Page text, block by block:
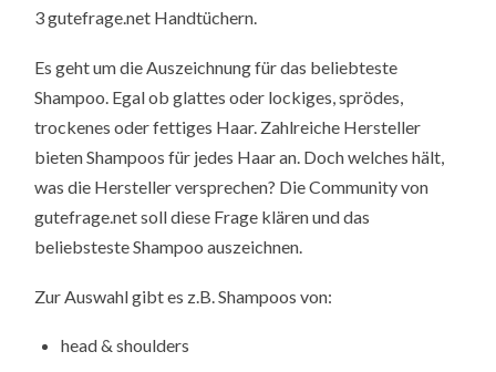
3 gutefrage.net Handtüchern.
Es geht um die Auszeichnung für das beliebteste
Shampoo. Egal ob glattes oder lockiges, sprödes,
trockenes oder fettiges Haar. Zahlreiche Hersteller
bieten Shampoos für jedes Haar an. Doch welches hält,
was die Hersteller versprechen? Die Community von
gutefrage.net soll diese Frage klären und das
beliebsteste Shampoo auszeichnen.
Zur Auswahl gibt es z.B. Shampoos von:
head & shoulders